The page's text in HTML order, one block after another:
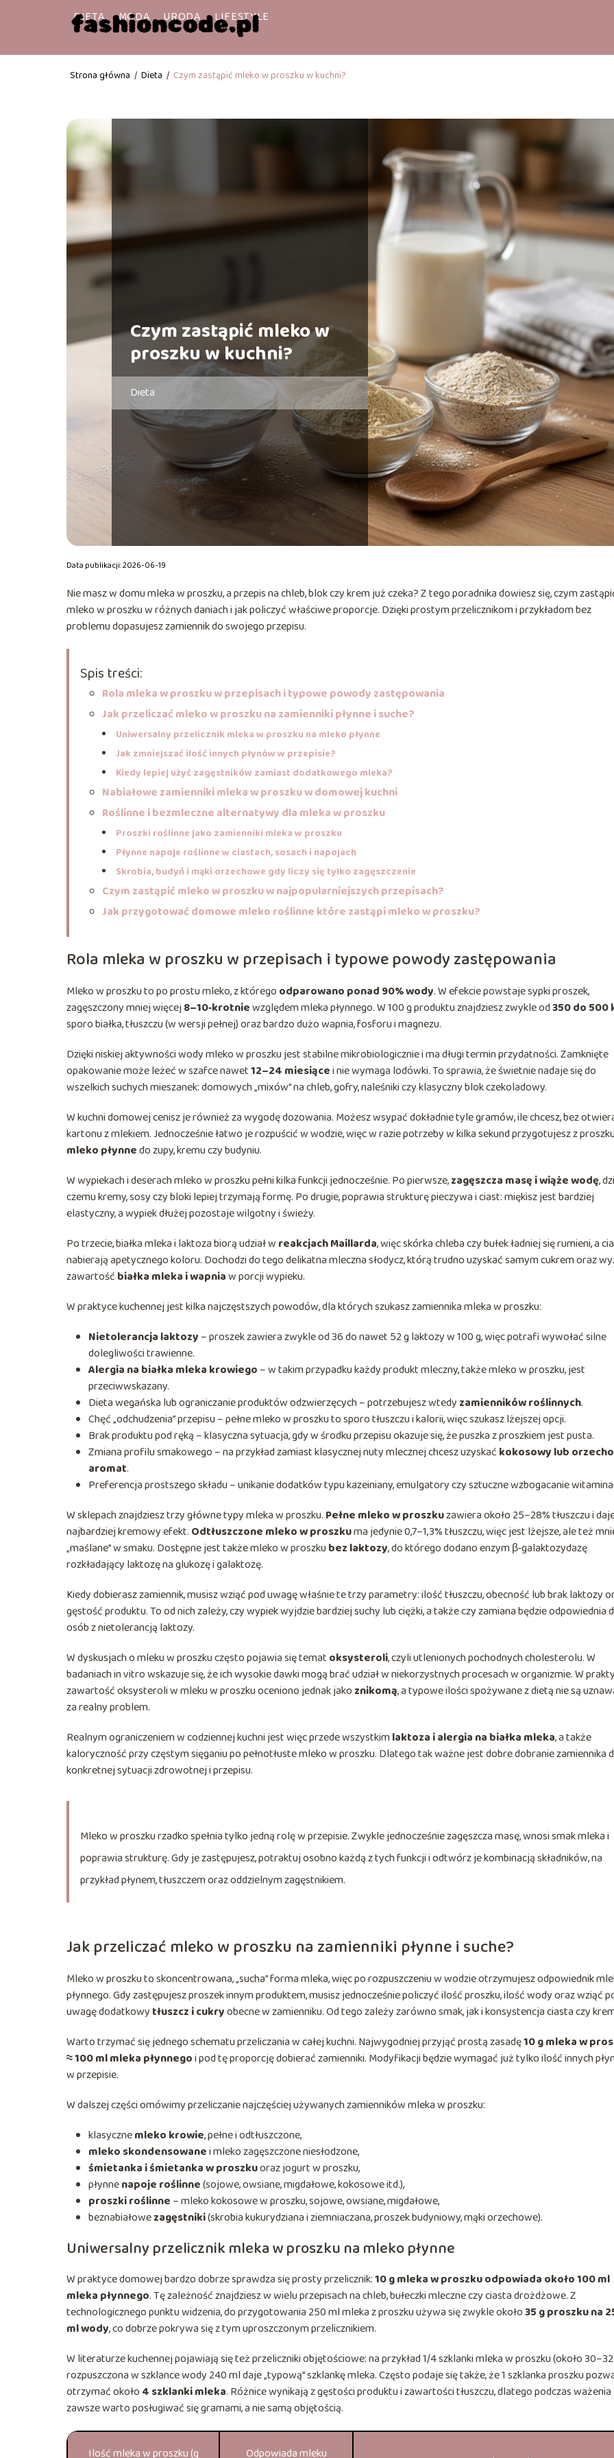
DIETA MODA URODA LIFESTYLE
Strona główna / Dieta / Czym zastąpić mleko w proszku w kuchni?
Czym zastąpić mleko w
proszku w kuchni?
Dieta
Data publikacji: 2026-06-19
Nie masz w domu mleka w proszku, a przepis na chleb, blok czy krem już czeka? Z tego poradnika dowiesz się, czym
mleko w proszku w różnych daniach i jak policzyć właściwe proporcje. Dzięki prostym przelicznikom i przykładom bez
problemu dopasujesz zamiennik do swojego przepisu.
Spis treści:
Rola mleka w proszku w przepisach i typowe powody zastępowania
Jak przeliczać mleko w proszku na zamienniki płynne i suche?
Uniwersalny przelicznik mleka w proszku na mleko płynne
Jak zmniejszać ilość innych płynów w przepisie?
Kiedy lepiej użyć zagęstników zamiast dodatkowego mleka?
Nabiałowe zamienniki mleka w proszku w domowej kuchni
Roślinne i bezmleczne alternatywy dla mleka w proszku
Proszki roślinne jako zamienniki mleka w proszku
Płynne napoje roślinne w ciastach, sosach i napojach
Skrobia, budyń i mąki orzechowe gdy liczy się tylko zagęszczenie
Czym zastąpić mleko w proszku w najpopularniejszych przepisach?
Jak przygotować domowe mleko roślinne które zastąpi mleko w proszku?
Rola mleka w proszku w przepisach i typowe powody zastępowania
Mleko w proszku to po prostu mleko, z którego odparowano ponad 90% wody. W efekcie powstaje sypki proszek,
zagęszczony mniej więcej8–10‑krotniewzględem mleka płynnego. W 100 g produktu znajdziesz zwykle od350 do 500
sporo białka, tłuszczu (w wersji pełnej) oraz bardzo dużo wapnia, fosforu i magnezu.
Dzięki niskiej aktywności wody mleko w proszku jest stabilne mikrobiologicznie i ma długi termin przydatności. Zamknięte
opakowanie może leżeć w szafce nawet12–24 miesiącei nie wymaga lodówki. To sprawia, że świetnie nadaje się do
wszelkich suchych mieszanek: domowych „mixów” na chleb, gofry, naleśniki czy klasyczny blok czekoladowy.
W kuchni domowej cenisz je również za wygodę dozowania. Możesz wsypać dokładnie tyle gramów, ile chcesz, bez
kartonu z mlekiem. Jednocześnie łatwo je rozpuścić w wodzie, więc w razie potrzeby w kilka sekund przygotujesz z
mleko płynnedo zupy, kremu czy budyniu.
W wypiekach i deserach mleko w proszku pełni kilka funkcji jednocześnie. Po pierwsze,zagęszcza masę i wiąże wodę,
czemu kremy, sosy czy bloki lepiej trzymają formę. Po drugie, poprawia strukturę pieczywa i ciast: miękisz jest bardziej
elastyczny, a wypiek dłużej pozostaje wilgotny i świeży.
Po trzecie, białka mleka i laktoza biorą udział w reakcjach Maillarda, więc skórka chleba czy bułek ładniej się rumieni, a
nabierają apetycznego koloru. Dochodzi do tego delikatna mleczna słodycz, którą trudno uzyskać samym cukrem oraz
zawartość białka mleka i wapniaw porcji wypieku.
W praktyce kuchennej jest kilka najczęstszych powodów, dla których szukasz zamiennika mleka w proszku:
Nietolerancja laktozy – proszek zawiera zwykle od 36 do nawet 52 g laktozy w 100 g, więc potrafi wywołać silne
dolegliwości trawienne.
Alergia na białka mleka krowiego – w takim przypadku każdy produkt mleczny, także mleko w proszku, jest
przeciwwskazany.
Dieta wegańska lub ograniczanie produktów odzwierzęcych – potrzebujesz wtedy zamienników roślinnych.
Chęć „odchudzenia” przepisu – pełne mleko w proszku to sporo tłuszczu i kalorii, więc szukasz lżejszej opcji.
Brak produktu pod ręką – klasyczna sytuacja, gdy w środku przepisu okazuje się, że puszka z proszkiem jest pusta.
Zmiana profilu smakowego – na przykład zamiast klasycznej nuty mlecznej chcesz uzyskać kokosowy lub
aromat.
Preferencja prostszego składu – unikanie dodatków typu kazeiniany, emulgatory czy sztuczne wzbogacanie
W sklepach znajdziesz trzy główne typy mleka w proszku. Pełne mleko w proszkuzawiera około 25–28% tłuszczu i
najbardziej kremowy efekt. Odtłuszczone mleko w proszkuma jedynie 0,7–1,3% tłuszczu, więc jest lżejsze, ale też
„maślane” w smaku. Dostępne jest także mleko w proszkubez laktozy, do którego dodano enzym β‑galaktozydazę
rozkładający laktozę na glukozę i galaktozę.
Kiedy dobierasz zamiennik, musisz wziąć pod uwagę właśnie te trzy parametry: ilość tłuszczu, obecność lub brak laktozy
gęstość produktu. To od nich zależy, czy wypiek wyjdzie bardziej suchy lub ciężki, a także czy zamiana będzie odpowiednia
osób z nietolerancją laktozy.
W dyskusjach o mleku w proszku często pojawia się temat oksysteroli, czyli utlenionych pochodnych cholesterolu. W
badaniach in vitro wskazuje się, że ich wysokie dawki mogą brać udział w niekorzystnych procesach w organizmie. W
zawartość oksysteroli w mleku w proszku oceniono jednak jako znikomą, a typowe ilości spożywane z dietą nie są
za realny problem.
Realnym ograniczeniem w codziennej kuchni jest więc przede wszystkimlaktoza i alergia na białka mleka, a także
kaloryczność przy częstym sięganiu po pełnotłuste mleko w proszku. Dlatego tak ważne jest dobre dobranie zamiennika
konkretnej sytuacji zdrowotnej i przepisu.
Mleko w proszku rzadko spełnia tylko jedną rolę w przepisie. Zwykle jednocześnie zagęszcza masę, wnosi smak mleka i
poprawia strukturę. Gdy je zastępujesz, potraktuj osobno każdą z tych funkcji i odtwórz je kombinacją składników, na
przykład płynem, tłuszczem oraz oddzielnym zagęstnikiem.
Jak przeliczać mleko w proszku na zamienniki płynne i suche?
Mleko w proszku to skoncentrowana, „sucha” forma mleka, więc po rozpuszczeniu w wodzie otrzymujesz odpowiednik
płynnego. Gdy zastępujesz proszek innym produktem, musisz jednocześnie policzyć ilość proszku, ilość wody oraz wziąć
uwagę dodatkowy tłuszcz i cukryobecne w zamienniku. Od tego zależy zarówno smak, jak i konsystencja ciasta czy
Warto trzymać się jednego schematu przeliczania w całej kuchni. Najwygodniej przyjąć prostą zasadę10 g mleka w
≈ 100 ml mleka płynnegoi pod tę proporcję dobierać zamienniki. Modyfikacji będzie wymagać już tylko ilość innych
w przepisie.
W dalszej części omówimy przeliczanie najczęściej używanych zamienników mleka w proszku:
klasycznemleko krowie, pełne i odtłuszczone,
mleko skondensowanei mleko zagęszczone niesłodzone,
śmietanka i śmietanka w proszkuoraz jogurt w proszku,
płynnenapoje roślinne(sojowe, owsiane, migdałowe, kokosowe itd.),
proszki roślinne – mleko kokosowe w proszku, sojowe, owsiane, migdałowe,
beznabiałowezagęstniki(skrobia kukurydziana i ziemniaczana, proszek budyniowy, mąki orzechowe).
Uniwersalny przelicznik mleka w proszku na mleko płynne
W praktyce domowej bardzo dobrze sprawdza się prosty przelicznik:10 g mleka w proszku odpowiada około 100 ml
mleka płynnego. Tę zależność znajdziesz w wielu przepisach na chleb, bułeczki mleczne czy ciasta drożdżowe. Z
technologicznego punktu widzenia, do przygotowania 250 ml mleka z proszku używa się zwykle około35 g proszku na
ml wody, co dobrze pokrywa się z tym uproszczonym przelicznikiem.
W literaturze kuchennej pojawiają się też przeliczniki objętościowe: na przykład 1/4 szklanki mleka w proszku (około
rozpuszczona w szklance wody 240 ml daje „typową” szklankę mleka. Często podaje się także, że 1 szklanka proszku
otrzymać około 4 szklanki mleka. Różnice wynikają z gęstości produktu i zawartości tłuszczu, dlatego podczas ważenia
zawsze warto posługiwać się gramami, a nie samą objętością.
Ilość mleka w proszku (g Odpowiada mleku